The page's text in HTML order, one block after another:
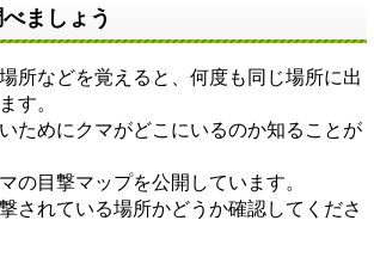
ましょう
所などを覚えると、何度も同じ場所に出
す。
ためにクマがどこにいるのか知ることが
の目撃マップを公開しています。
されている場所かどうか確認してくださ